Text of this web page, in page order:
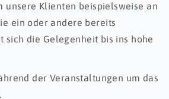
unsere Klienten beispielsweise an
ein oder andere bereits
die Gelegenheit bis ins hohe
der Veranstaltungen um das